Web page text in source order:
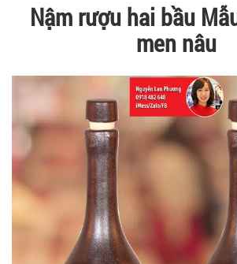
Nậm rượu hai bầu
men nâu